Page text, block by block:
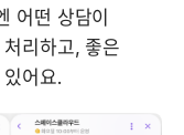
어떤 상담이
리하고, 좋은